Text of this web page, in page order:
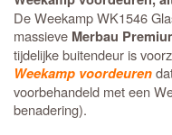
De Weekamp WK1546
massieve Merbau
tijdelijke buitendeur is
Weekamp voordeuren
voorbehandeld met een
benadering).